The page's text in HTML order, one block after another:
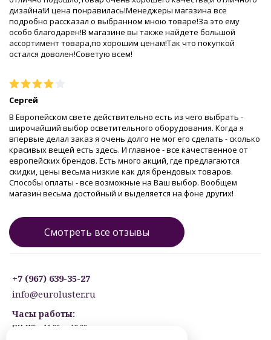
дизайна!И цена понравилась!Менеджеры магазина все
подробно рассказал о выбранном мною товаре!За это ему
особо благодарен!В магазине вы также найдете большой
ассортимент товара,по хорошим ценам!Так что покупкой
остался доволен!Советую всем!
Сергей
В Европейском свете действительно есть из чего выбрать -
широчайший выбор осветительного оборудования. Когда я
впервые делал заказ я очень долго не мог его сделать - сколько
красивых вещей есть здесь. И главное - все качественное от
европейских брендов. Есть много акций, где предлагаются
скидки, цены весьма низкие как для брендовых товаров.
Способы оплаты - все возможные на Ваш выбор. Вообщем
магазин весьма достойный и выделяется на фоне других!
Смотреть все отзывы
+7 (967) 639-35-27
info@euroluster.ru
Часы работы:
ПН-ПТ: с 11:00 до 19:00